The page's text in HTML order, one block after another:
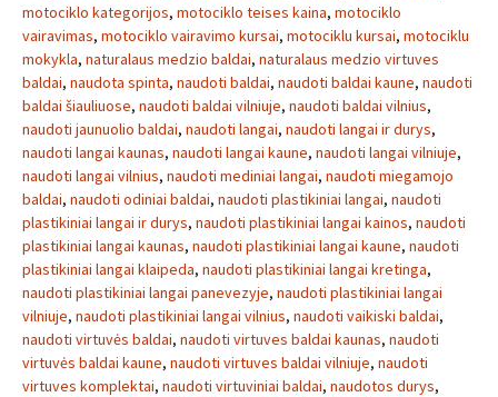
motociklo kategorijos, motociklo teises kaina, motociklo
vairavimas, motociklo vairavimo kursai, motociklu kursai, motociklu
mokykla, naturalaus medzio baldai, naturalaus medzio virtuves
baldai, naudota spinta, naudoti baldai, naudoti baldai kaune, naudoti
baldai šiauliuose, naudoti baldai vilniuje, naudoti baldai vilnius,
naudoti jaunuolio baldai, naudoti langai, naudoti langai ir durys,
naudoti langai kaunas, naudoti langai kaune, naudoti langai vilniuje,
naudoti langai vilnius, naudoti mediniai langai, naudoti miegamojo
baldai, naudoti odiniai baldai, naudoti plastikiniai langai, naudoti
plastikiniai langai ir durys, naudoti plastikiniai langai kainos, naudoti
plastikiniai langai kaunas, naudoti plastikiniai langai kaune, naudoti
plastikiniai langai klaipeda, naudoti plastikiniai langai kretinga,
naudoti plastikiniai langai panevezyje, naudoti plastikiniai langai
vilniuje, naudoti plastikiniai langai vilnius, naudoti vaikiski baldai,
naudoti virtuvės baldai, naudoti virtuves baldai kaunas, naudoti
virtuvės baldai kaune, naudoti virtuves baldai vilniuje, naudoti
virtuves komplektai, naudoti virtuviniai baldai, naudotos durys,